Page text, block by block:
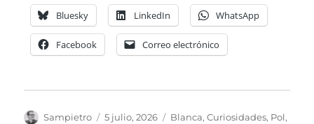
Bluesky LinkedIn WhatsApp
Facebook Correo electrónico
Autor
Sampietro
Publicado
5 julio, 2026 Categorías
Blanca,Curiosidades, Pol,